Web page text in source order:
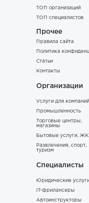
ТОП организаций
ТОП специалистов
Прочее
Правила сайта
Политика
Статьи
Контакты
Организации
Услуги для компаний
Промышленность
Торговые центры,
магазины
Бытовые услуги,
Развлечения, спорт,
туризм
Специалисты
Юридические услуги
IT-фрилансеры
Автоинструкторы